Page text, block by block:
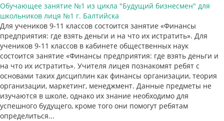
Обучающее занятие №1 из цикла "Будущий бизнесмен" для
школьников лиця №1 г. Балтийска
Для учеников 9-11 классов состоится занятие «Финансы
предприятия: где взять деньги и на что их истратить». Для
учеников 9-11 классов в кабинете общественных наук
состоится занятие «Финансы предприятия: где взять деньги и
на что их истратить». Учителя лицея познакомят ребят с
основами таких дисциплин как финансы организации, теория
организации, маркетинг, менеджмент. Данные предметы не
изучаются в школе, однако их знание необходимо для
успешного будущего, кроме того они помогут ребятам
определиться...